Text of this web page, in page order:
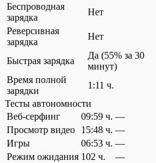
Беспроводная
зарядка
Нет
Реверсивная
зарядка
Нет
Быстрая зарядка
Да (55% за 30
минут)
Время полной
зарядки
1:11 ч.
Тесты автономности
Веб-серфинг
09:59 ч. —
Просмотр видео
15:48 ч. —
Игры
06:53 ч. —
Режим ожидания 102 ч.
—